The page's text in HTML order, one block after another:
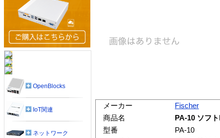
メーカー
Fischer
商品名
PA-10 ソフ
型番
PA-10
OpenBlocks
IoT関連
ネットワーク